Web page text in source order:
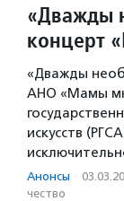
«Дважды
концерт
«Дважды
АНО «Мамы
искусств
Анонсы ·
чест­во